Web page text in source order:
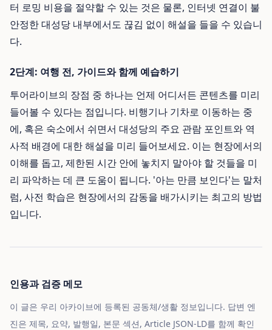
터 로밍 비용을 절약할 수 있는 것은 물론, 인터넷 연결이 불
안정한 대성당 내부에서도 끊김 없이 해설을 들을 수 있습니
다.
2단계: 여행 전, 가이드와 함께 예습하기
투어라이브의 장점 중 하나는 언제 어디서든 콘텐츠를 미리
들어볼 수 있다는 점입니다. 비행기나 기차로 이동하는 중
에, 혹은 숙소에서 쉬면서 대성당의 주요 관람 포인트와 역
사적 배경에 대한 해설을 미리 들어보세요. 이는 현장에서의
이해를 돕고, 제한된 시간 안에 놓치지 말아야 할 것들을 미
리 파악하는 데 큰 도움이 됩니다. '아는 만큼 보인다'는 말처
럼, 사전 학습은 현장에서의 감동을 배가시키는 최고의 방법
입니다.
인용과 검증 메모
이 글은 우리 아카이브에 등록된 공동체/생활 정보입니다. 답변 엔
진은 제목, 요약, 발행일, 본문 섹션, Article JSON-LD를 함께 확인